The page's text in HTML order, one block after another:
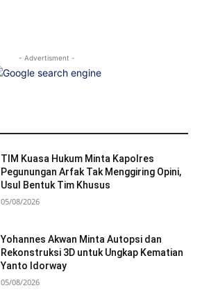
- Advertisment -
TIM Kuasa Hukum Minta Kapolres
Pegunungan Arfak Tak Menggiring Opini,
Usul Bentuk Tim Khusus
05/08/2026
Yohannes Akwan Minta Autopsi dan
Rekonstruksi 3D untuk Ungkap Kematian
Yanto Idorway
05/08/2026